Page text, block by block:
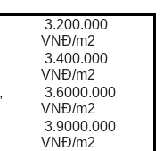
3.200.000
VNĐ/m2
3.400.000
VNĐ/m2
3.6000.000
VNĐ/m2
3.9000.000
VNĐ/m2